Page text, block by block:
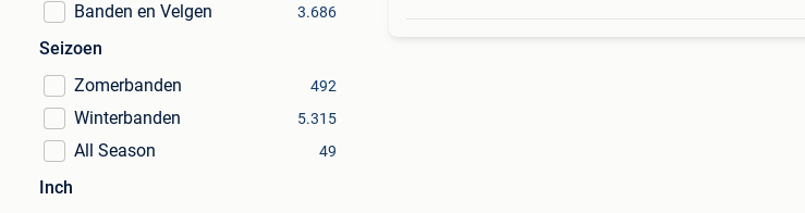
Banden en Velgen 3.686
Seizoen
Zomerbanden
492
Winterbanden 5.315
All Season 49
Inch